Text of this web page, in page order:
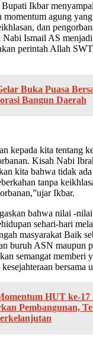
Ikbar
agung
dan
Ismail AS
perintah Allah
Buka Puasa
Bangun Daerah
kepada kita tentang
Kisah Nabi
kita bahwa tidak
tanpa
Ikbar.
bahwa nilai -
sehari-hari
masyarakat Baik
buruh ASN maupun
semangat memberi
bersama
HUT ke-
Pembangunan,